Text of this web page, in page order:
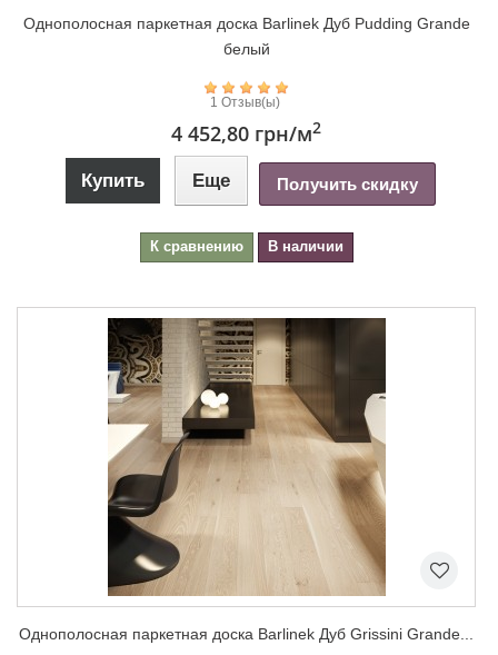
Однополосная паркетная доска Barlinek Дуб Pudding Grande
белый
1 Отзыв(ы)
4 452,80 грн/м2
Купить Еще Получить скидку
К сравнению В наличии
Однополосная паркетная доска Barlinek Дуб Grissini Grande...